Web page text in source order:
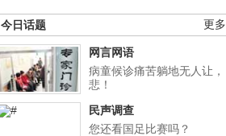
更多
今日话题
网言网语
病童候诊痛苦躺地无人让，
悲！
民声调查
您还看国足比赛吗？